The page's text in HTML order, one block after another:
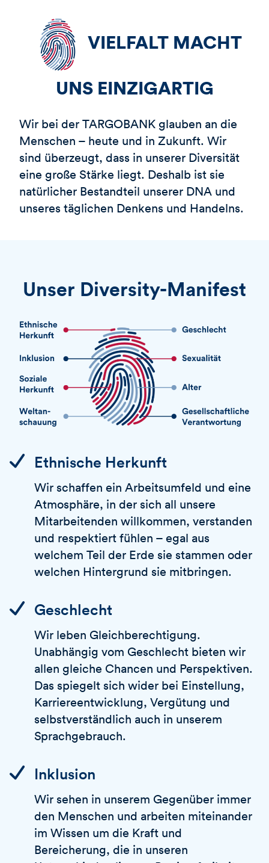
VIELFALT MACHT
UNS EINZIGARTIG
Wir bei derTARGOBANK glauben an die
Menschen – heute und in Zukunft. Wir
sind überzeugt, dass in unserer Diversität
eine große Stärke liegt. Deshalb ist sie
natürlicher Bestandteil unserer DNA und
unseres täglichen Denkens und Handelns.
Unser Diversity-Manifest
Ethnische Herkunft
Wir schaffen ein Arbeitsumfeld und eine
Atmosphäre, in der sich all unsere
Mitarbeitenden willkommen, verstanden
und respektiert fühlen – egal aus
welchem Teil der Erde sie stammen oder
welchen Hintergrund sie mitbringen.
Geschlecht
Wir leben Gleichberechtigung.
Unabhängig vom Geschlecht bieten wir
allen gleiche Chancen und Perspektiven.
Das spiegelt sich wider bei Einstellung,
Karriereentwicklung, Vergütung und
selbstverständlich auch in unserem
Sprachgebrauch.
Inklusion
Wir sehen in unserem Gegenüber immer
den Menschen und arbeiten miteinander
im Wissen um die Kraft und
Bereicherung, die in unseren